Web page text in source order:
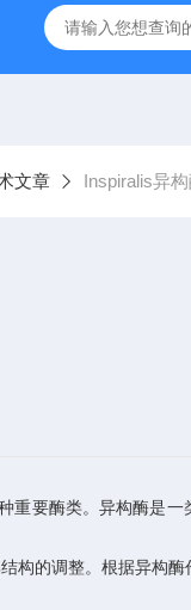
鱼纤维蛋白原
文章 Inspiralis异
要酶类。异构酶是一
的调整。根据异构酶